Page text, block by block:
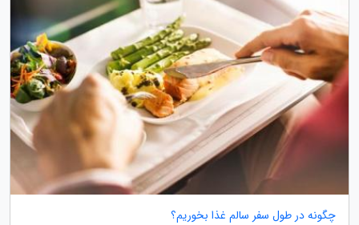
چگونه در طول سفر سالم غذا بخوریم؟